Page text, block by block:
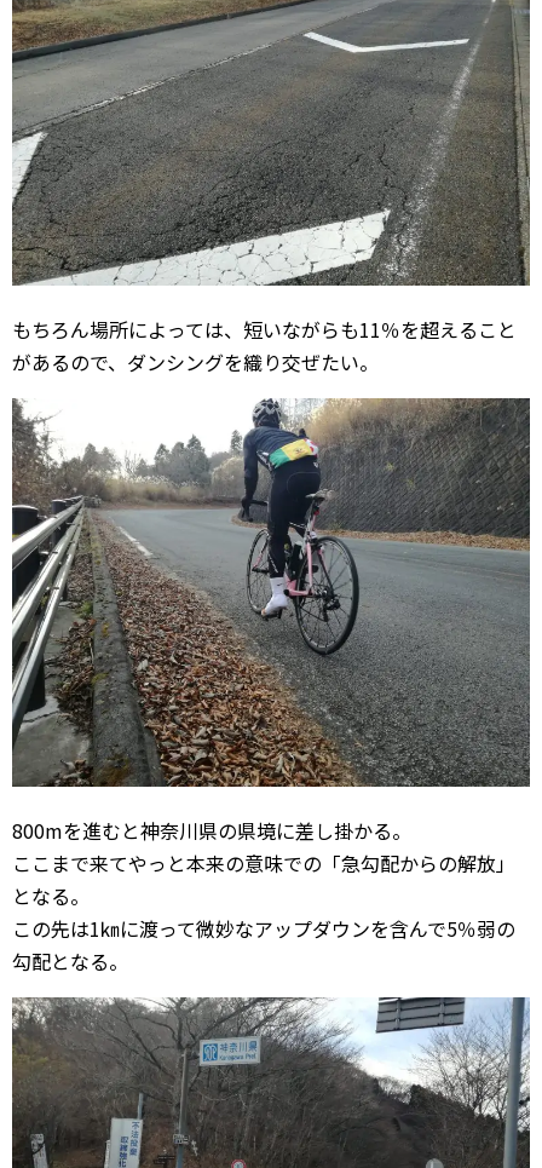
もちろん場所によっては、短いながらも11％を超えること
があるので、ダンシングを織り交ぜたい。
800mを進むと神奈川県の県境に差し掛かる。
ここまで来てやっと本来の意味での「急勾配からの解放」
となる。
この先は1㎞に渡って微妙なアップダウンを含んで5％弱の
勾配となる。